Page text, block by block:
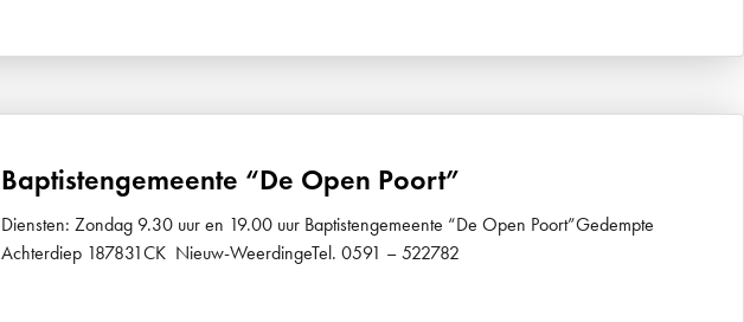
Baptistengemeente “De Open Poort”
Diensten: Zondag 9.30 uur en 19.00 uur Baptistengemeente “De Open Poort”Gedempte
Achterdiep 187831CK Nieuw-WeerdingeTel. 0591 – 522782